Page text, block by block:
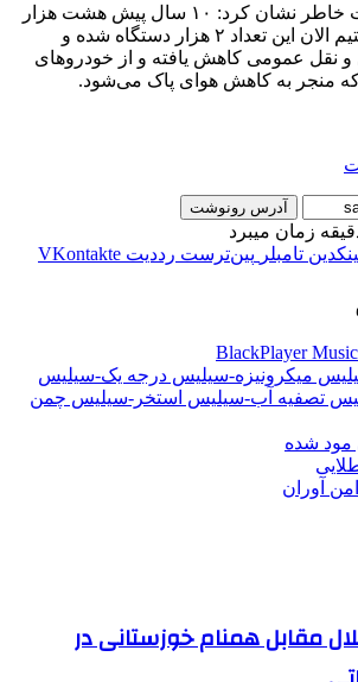
معاون وزارت بهداشت خاطر نشان کرد: ۱۰ سال پیش هشت هزار
اتوبوس در کشور داشتیم الان این تعداد ۲ هزار دستگاه شده و
و نقل عمومی کاهش یافته و از خودروهای
منجر به کاهش هوای پاک می‌شود.
آدرس رونوشت
‫تامبلر ‫پین‌ترست ‫رددیت ‫VKontakte
BlackPlayer
میکرونیزه-سیلیس درجه یک-سیلیس
تصفیه آب-سیلیس استخر-سیلیس چمن
مود شده
آوران
مقابل همنام خوزستانی در